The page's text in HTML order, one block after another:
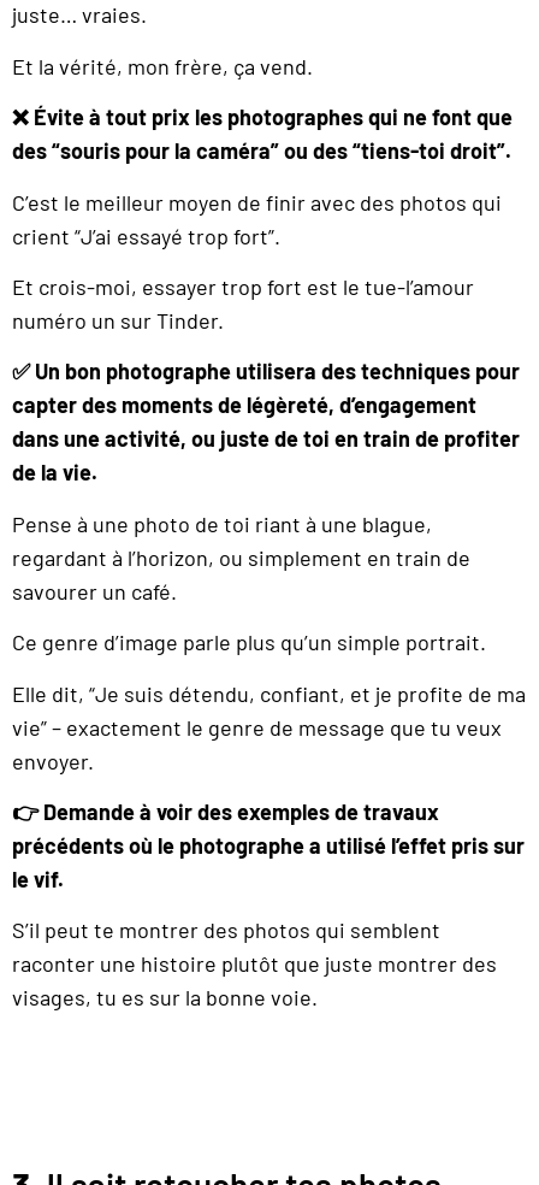
juste… vraies.
Et la vérité, mon frère, ça vend.
❌ Évite à tout prix les photographes qui ne font que
des “souris pour la caméra” ou des “tiens-toi droit”.
C’est le meilleur moyen de finir avec des photos qui
crient “J’ai essayé trop fort”.
Et crois-moi, essayer trop fort est le tue-l’amour
numéro un sur Tinder.
✅ Un bon photographe utilisera des techniques pour
capter des moments de légèreté, d’engagement
dans une activité, ou juste de toi en train de profiter
de la vie.
Pense à une photo de toi riant à une blague,
regardant à l’horizon, ou simplement en train de
savourer un café.
Ce genre d’image parle plus qu’un simple portrait.
Elle dit, “Je suis détendu, confiant, et je profite de ma
vie” – exactement le genre de message que tu veux
envoyer.
👉 Demande à voir des exemples de travaux
précédents où le photographe a utilisé l’effet pris sur
le vif.
S’il peut te montrer des photos qui semblent
raconter une histoire plutôt que juste montrer des
visages, tu es sur la bonne voie.